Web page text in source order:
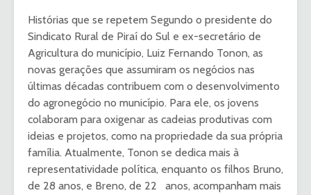
Histórias que se repetem Segundo o presidente do
Sindicato Rural de Piraí do Sul e ex-secretário de
Agricultura do município, Luiz Fernando Tonon, as
novas gerações que assumiram os negócios nas
últimas décadas contribuem com o desenvolvimento
do agronegócio no município. Para ele, os jovens
colaboram para oxigenar as cadeias produtivas com
ideias e projetos, como na propriedade da sua própria
família. Atualmente, Tonon se dedica mais à
representatividade política, enquanto os filhos Bruno,
de 28 anos, e Breno, de 22 anos, acompanham mais